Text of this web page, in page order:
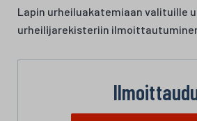
Lapin urheiluakatemiaan valituille
urheilijarekisteriin